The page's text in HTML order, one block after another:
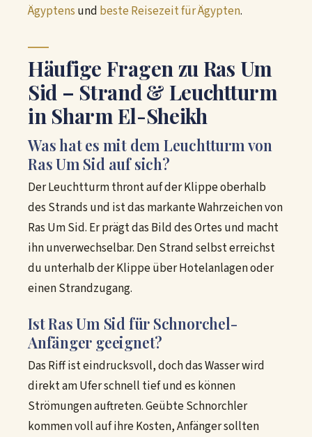
Ägyptens und beste Reisezeit für Ägypten.
Häufige Fragen zu Ras Um
Sid – Strand & Leuchtturm
in Sharm El-Sheikh
Was hat es mit dem Leuchtturm von
Ras Um Sid auf sich?
Der Leuchtturm thront auf der Klippe oberhalb
des Strands und ist das markante Wahrzeichen von
Ras Um Sid. Er prägt das Bild des Ortes und macht
ihn unverwechselbar. Den Strand selbst erreichst
du unterhalb der Klippe über Hotelanlagen oder
einen Strandzugang.
Ist Ras Um Sid für Schnorchel-
Anfänger geeignet?
Das Riff ist eindrucksvoll, doch das Wasser wird
direkt am Ufer schnell tief und es können
Strömungen auftreten. Geübte Schnorchler
kommen voll auf ihre Kosten, Anfänger sollten